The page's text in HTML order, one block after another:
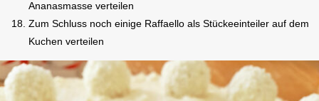
Ananasmasse verteilen
Zum Schluss noch einige Raffaello als Stückeeinteiler auf dem
Kuchen verteilen